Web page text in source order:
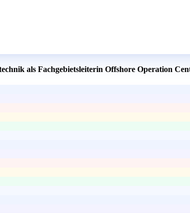
als Fachgebietsleiterin Offshore Operation